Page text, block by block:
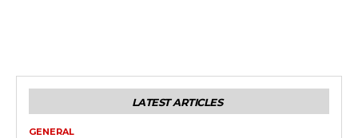
LATEST ARTICLES
GENERAL